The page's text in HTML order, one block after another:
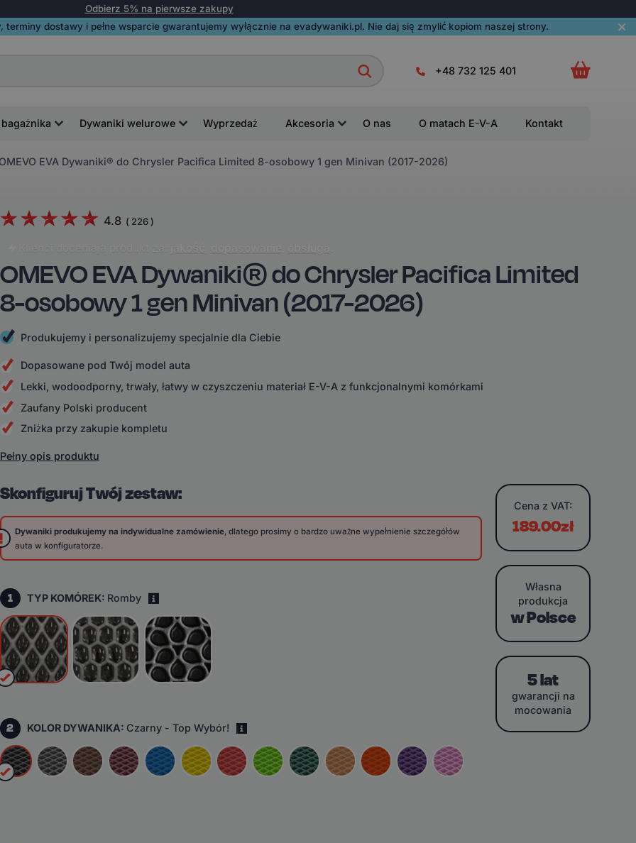
Odbierz 5% na pierwsze zakupy
dostawy i pełne wsparcie gwarantujemy wyłącznie na evadywaniki.pl. Nie daj się zmylić kopiom naszej strony.
+48 732 125 401
Dywaniki welurowe Wyprzedaż Akcesoria O nas O matach E-V-A Kontakt
EVA Dywaniki® do Chrysler Pacifica Limited 8-osobowy 1 gen Minivan (2017-2026)
4.8 ( 226)
Klienci doceniają produkt za: jakość dopasowanie obsługa
OMEVO EVA Dywaniki® do Chrysler Pacifica Limited
8-osobowy 1 gen Minivan (2017-2026)
Produkujemy i personalizujemy specjalnie dla Ciebie
Dopasowane pod Twój model auta
Lekki, wodoodporny, trwały, łatwy w czyszczeniu materiał E-V-A z funkcjonalnymi komórkami
Zaufany Polski producent
Zniżka przy zakupie kompletu
Pełny opis produktu
Skonfiguruj Twój zestaw:
Dywaniki produkujemy na indywidualne zamówienie, dlatego prosimy o bardzo uważne wypełnienie szczegółów
auta w konfiguratorze.
1 TYP KOMÓREK: Romby
2 KOLOR DYWANIKA: Czarny - Top Wybór!
Cena z VAT:
189.00zł
Własna
produkcja
w Polsce
5 lat
gwarancji na
mocowania